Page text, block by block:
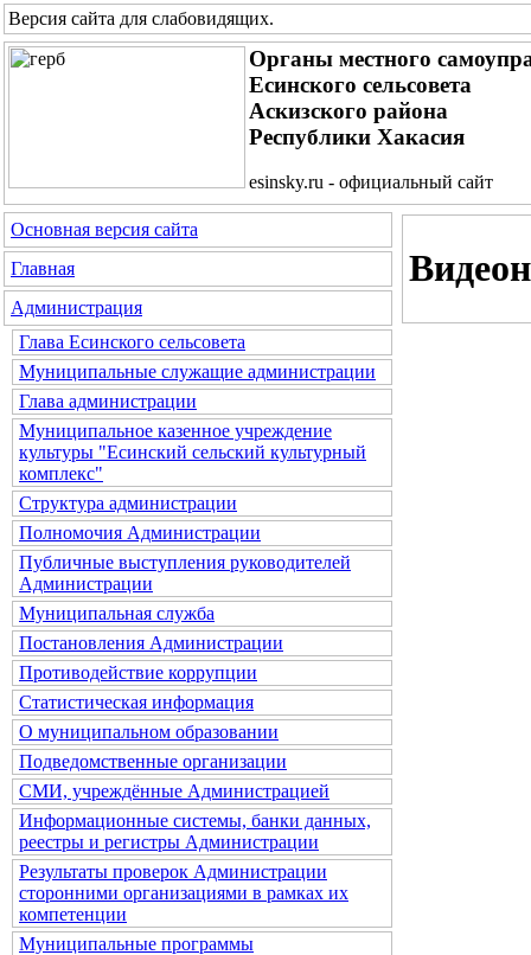
Версия сайта для слабовидящих.
Органы местного
Есинского сельсовета
Аскизского района
Республики Хакасия
esinsky.ru - официальный сайт
Основная версия сайта
Главная
Администрация
Глава Есинского сельсовета
Муниципальные служащие администрации
Глава администрации
Муниципальное казенное учреждение
культуры "Есинский сельский культурный
комплекс"
Структура администрации
Полномочия Администрации
Публичные выступления руководителей
Администрации
Муниципальная служба
Постановления Администрации
Противодействие коррупции
Статистическая информация
О муниципальном образовании
Подведомственные организации
СМИ, учреждённые Администрацией
Информационные системы, банки данных,
реестры и регистры Администрации
Результаты проверок Администрации
сторонними организациями в рамках их
компетенции
Муниципальные программы